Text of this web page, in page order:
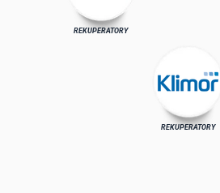
REKUPERATORY
REKUPERATORY